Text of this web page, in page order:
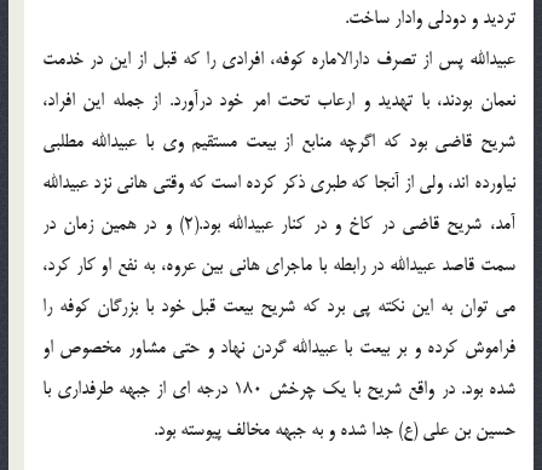
تردید و دودلی وادار ساخت.
عبیدالله پس از تصرف دارالاماره کوفه، افرادی را که قبل از این در خدمت
نعمان بودند، با تهدید و ارعاب تحت امر خود درآورد. از جمله این افراد،
شریح قاضی بود که اگرچه منابع از بیعت مستقیم وی با عبیدالله مطلبی
نیاورده اند، ولی از آنجا که طبری ذکر کرده است که وقتی هانی نزد عبیدالله
آمد، شریح قاضی در کاخ و در کنار عبیدالله بود.(2) و در همین زمان در
سمت قاصد عبیدالله در رابطه با ماجرای هانی بین عروه، به نفع او کار کرد،
می توان به این نکته پی برد که شریح بیعت قبل خود با بزرگان کوفه را
فراموش کرده و بر بیعت با عبیدالله گردن نهاد و حتی مشاور مخصوص او
شده بود. در واقع شریح با یک چرخش 180 درجه ای از جبهه طرفداری با
حسین بن علی (ع) جدا شده و به جبهه مخالف پیوسته بود.